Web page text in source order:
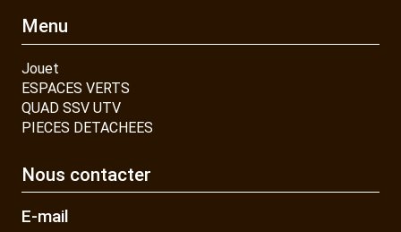
Menu
Jouet
ESPACES VERTS
QUAD SSV UTV
PIECES DETACHEES
Nous contacter
E-mail